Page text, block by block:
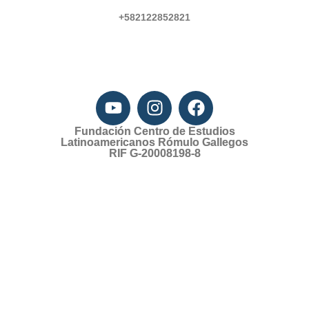
+582122852821
Fundación Centro de Estudios
Latinoamericanos Rómulo Gallegos
RIF G-20008198-8